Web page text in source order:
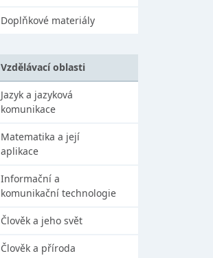
Doplňkové materiály
Vzdělávací oblasti
Jazyk a jazyková
komunikace
Matematika a její
aplikace
Informační a
komunikační technologie
Člověk a jeho svět
Člověk a příroda